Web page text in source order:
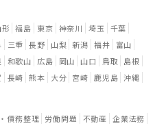
福島 東京 神奈川 埼玉
千葉
三重 長野 山梨 新潟 福井
富山
和歌山 広島 岡山 山口 鳥取
島根
長崎 熊本 大分 宮崎 鹿児島 沖縄
債務整理 労働問題 不動産 企業法務